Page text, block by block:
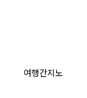
여행간지노